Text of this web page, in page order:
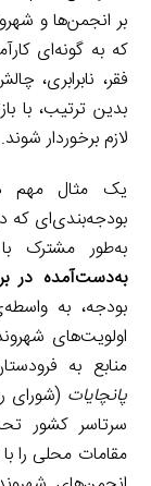
بر انجمن‌ها و
که به گونه‌ای
فقر، نابرابری،
بدین ترتیب، با
لازم برخوردار شوند.
یک مثال مهم
بودجه‌بندی‌ای که
به‌طور مشترک
به‌دست‌آمده در
بودجه، به
اولویت‌های
منابع به
پانچایات (شورای
سرتاسر کشور
مقامات محلی را